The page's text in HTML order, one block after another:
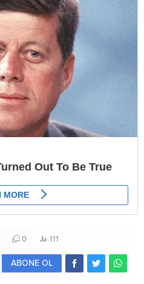
0 111
ABONE OL